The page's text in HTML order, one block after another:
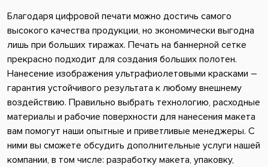
Благодаря цифровой печати можно достичь самого
высокого качества продукции, но экономически выгодна
лишь при больших тиражах. Печать на баннерной сетке
прекрасно подходит для создания больших полотен.
Нанесение изображения ультрафиолетовыми красками –
гарантия устойчивого результата к любому внешнему
воздействию. Правильно выбрать технологию, расходные
материалы и рабочие поверхности для нанесения макета
вам помогут наши опытные и приветливые менеджеры. С
ними вы сможете обсудить дополнительные услуги нашей
компании, в том числе: разработку макета, упаковку,